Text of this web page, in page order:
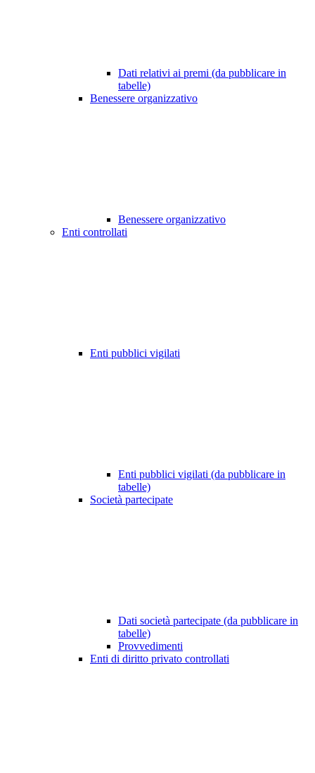
Dati relativi ai premi (da pubblicare in
tabelle)
Benessere organizzativo
Benessere organizzativo
Enti controllati
Enti pubblici vigilati
Enti pubblici vigilati (da pubblicare in
tabelle)
Società partecipate
Dati società partecipate (da pubblicare in
tabelle)
Provvedimenti
Enti di diritto privato controllati